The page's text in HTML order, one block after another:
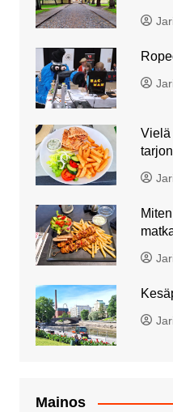
Vielä
Mainos